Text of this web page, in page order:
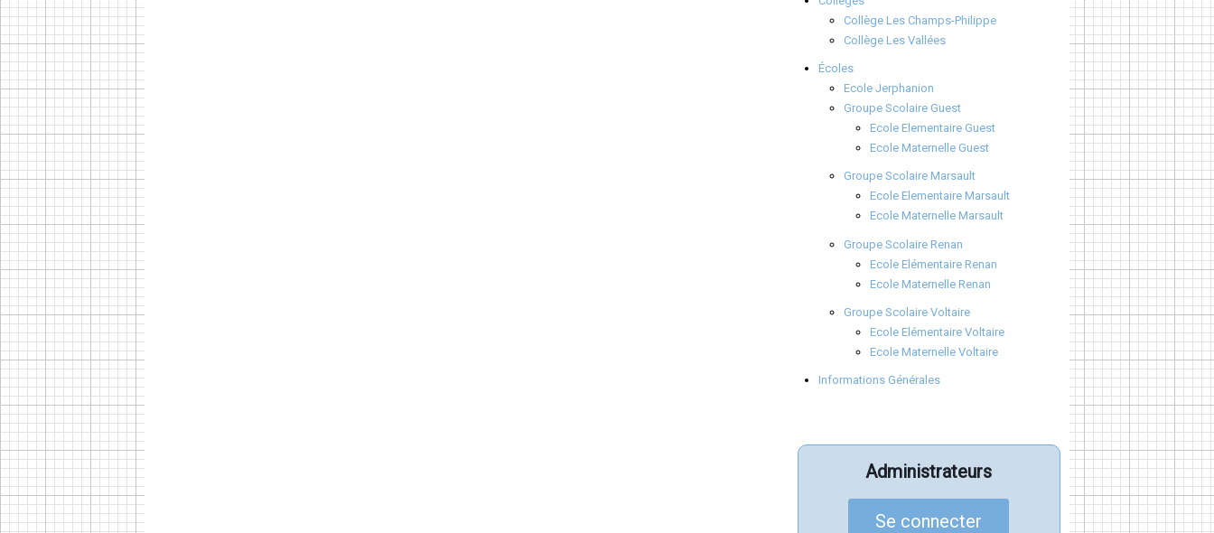
Collège Les Champs-Philippe
Collège Les Vallées
Écoles
Ecole Jerphanion
Groupe Scolaire Guest
Ecole Elementaire Guest
Ecole Maternelle Guest
Groupe Scolaire Marsault
Ecole Elementaire Marsault
Ecole Maternelle Marsault
Groupe Scolaire Renan
Ecole Elémentaire Renan
Ecole Maternelle Renan
Groupe Scolaire Voltaire
Ecole Elémentaire Voltaire
Ecole Maternelle Voltaire
Informations Générales
Administrateurs
Se connecter